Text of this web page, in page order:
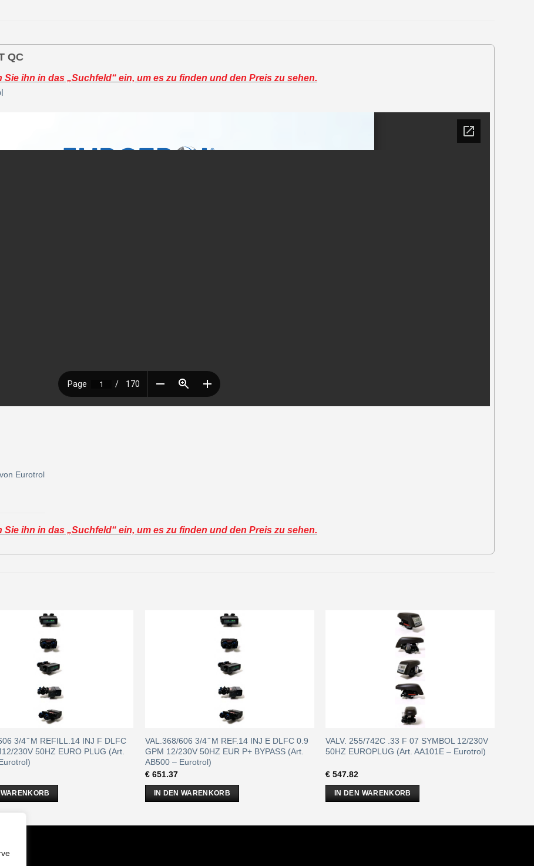
QC
ihn in das „Suchfeld“ ein, um es zu finden und den Preis zu sehen.
Eurotrol
ihn in das „Suchfeld“ ein, um es zu finden und den Preis zu sehen.
3/4 ̋ M REFILL.14 INJ F DLFC
230V 50HZ EURO PLUG (Art.
WARENKORB
VAL.368/606 3/4 ̋ M REF.14 INJ E DLFC 0.9
GPM 12/230V 50HZ EUR P+ BYPASS (Art.
AB500 – Eurotrol)
€651.37
IN DEN WARENKORB
VALV. 255/742C .33 F 07 SYMBOL 12/230V
50HZ EUROPLUG (Art. AA101E – Eurotrol)
€ 547.82
IN DEN WARENKORB